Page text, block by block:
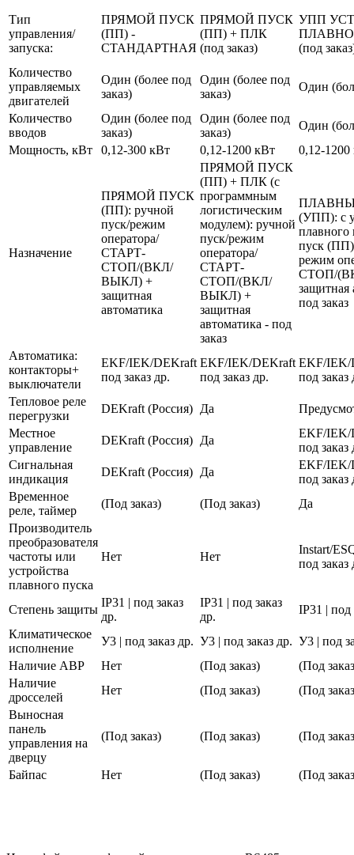
Тип
управления/
запуска:
ПРЯМОЙ ПУСК
(ПП) -
СТАНДАРТНАЯ
ПРЯМОЙ ПУСК
(ПП) + ПЛК
(под заказ)
УПП
(под
Количество
управляемых
двигателей
Один (более под
заказ)
Один (более под
заказ)
Один
Количество
вводов
Один (более под
заказ)
Один (более под
заказ)
Один
Мощность, кВт
0,12-300 кВт 0,12-1200 кВт 0,12-1200
Назначение
ПРЯМОЙ ПУСК
(ПП): ручной
пуск/режим
оператора/
СТАРТ-
СТОП/(ВКЛ/
ВЫКЛ) +
защитная
автоматика
ПРЯМОЙ ПУСК
(ПП) + ПЛК (с
программным
логистическим
модулем): ручной
пуск/режим
оператора/
СТАРТ-
СТОП/(ВКЛ/
ВЫКЛ) +
защитная
автоматика - под
заказ
(УПП): с
плавного
пуск
режим
СТОП/
защитная
под заказ
Автоматика:
контакторы+
выключатели
EKF/IEK/DEKraft
под заказ др.
EKF/IEK/DEKraft
под заказ др.
EKF/IEK/
под заказ
Тепловое реле
перегрузки
DEKraft (Россия) Да
Местное
управление
DEKraft (Россия) Да
EKF/IEK/
под заказ
Сигнальная
индикация
DEKraft (Россия) Да
EKF/IEK/
под заказ
Временное
реле, таймер
(Под заказ) (Под заказ)
Да
Производитель
преобразователя
частоты или
устройства
плавного пуска
Нет Нет
Instart/
под заказ
Степень защиты
IP31 | под заказ
др.
IP31 | под заказ
др.
IP31 | под
Климатическое
исполнение
У3 | под заказ др. У3 | под заказ др. У3 | под
Наличие АВР
Нет (Под заказ)
(Под
Наличие
дросселей
Нет (Под заказ)
(Под
Выносная
панель
управления на
дверцу
(Под заказ) (Под заказ) (Под
Байпас Нет (Под заказ) (Под